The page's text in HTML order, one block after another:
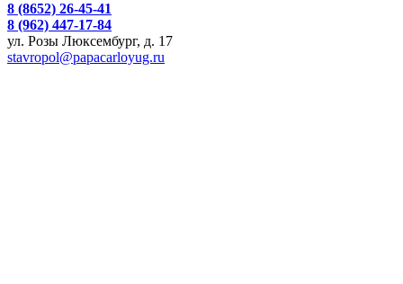
8 (8652) 26-45-41
8 (962) 447-17-84
ул. Розы Люксембург, д. 17
stavropol@papacarloyug.ru